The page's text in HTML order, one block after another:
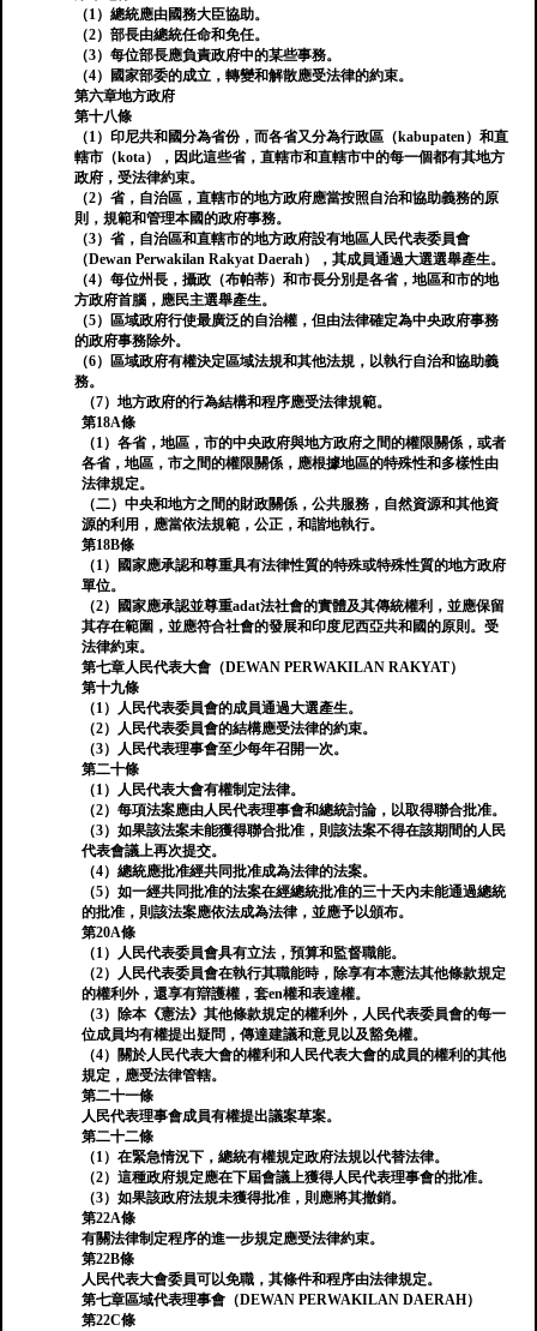
（1）總統應由國務大臣協助。
（2）部長由總統任命和免任。
（3）每位部長應負責政府中的某些事務。
（4）國家部委的成立，轉變和解散應受法律的約束。
第六章地方政府
第十八條
（1）印尼共和國分為省份，而各省又分為行政區（kabupaten）和直
轄市（kota），因此這些省，直轄市和直轄市中的每一個都有其地方
政府，受法律約束。
（2）省，自治區，直轄市的地方政府應當​​按照自治和協助義務的原
則，規範和管理本國的政府事務。
（3）省，自治區和直轄市的地方政府設有地區人民代表委員會
（Dewan Perwakilan Rakyat Daerah），其成員通過大選選舉產生。
（4）每位州長，攝政（布帕蒂）和市長分別是各省，地區和市的地
方政府首腦，應民主選舉產生。
（5）區域政府行使最廣泛的自治權，但由法律確定為中央政府事務
的政府事務除外。
（6）區域政府有權決定區域法規和其他法規，以執行自治和協助義
務。
（7）地方政府的行為結構和程序應受法律規範。
第18A條
（1）各省，地區，市的中央政府與地方政府之間的權限關係，或者
各省，地區，市之間的權限關係，應根據地區的特殊性和多樣性由
法律規定。
（二）中央和地方之間的財政關係，公共服務，自然資源和其他資
源的利用，應當依法規範，公正，和諧地執行。
第18B條
（1）國家應承認和尊重具有法律性質的特殊或特殊性質的地方政府
單位。
（2）國家應承認並尊重adat法社會的實體及其傳統權利，並應保留
其存在範圍，並應符合社會的發展和印度尼西亞共和國的原則。受
法律約束。
第七章人民代表大會（DEWAN PERWAKILAN RAKYAT）
第十九條
（1）人民代表委員會的成員通過大選產生。
（2）人民代表委員會的結構應受法律的約束。
（3）人民代表理事會至少每年召開一次。
第二十條
（1）人民代表大會有權制定法律。
（2）每項法案應由人民代表理事會和總統討論，以取得聯合批准。
（3）如果該法案未能獲得聯合批准，則該法案不得在該期間的人民
代表會議上再次提交。
（4）總統應批准經共同批准成為法律的法案。
（5）如一經共同批准的法案在經總統批准的三十天內未能通過總統
的批准，則該法案應依法成為法律，並應予以頒布。
第20A條
（1）人民代表委員會具有立法，預算和監督職能。
（2）人民代表委員會在執行其職能時，除享有本憲法其他條款規定
的權利外，還享有辯護權，套en權和表達權。
（3）除本《憲法》其他條款規定的權利外，人民代表委員會的每一
位成員均有權提出疑問，傳達建議和意見以及豁免權。
（4）關於人民代表大會的權利和人民代表大會的成員的權利的其他
規定，應受法律管轄。
第二十一條
人民代表理事會成員有權提出議案草案。
第二十二條
（1）在緊急情況下，總統有權規定政府法規以代替法律。
（2）這種政府規定應在下屆會議上獲得人民代表理事會的批准。
（3）如果該政府法規未獲得批准，則應將其撤銷。
第22A條
有關法律制定程序的進一步規定應受法律約束。
第22B條
人民代表大會委員可以免職，其條件和程序由法律規定。
第七章區域代表理事會（DEWAN PERWAKILAN DAERAH）
第22C條